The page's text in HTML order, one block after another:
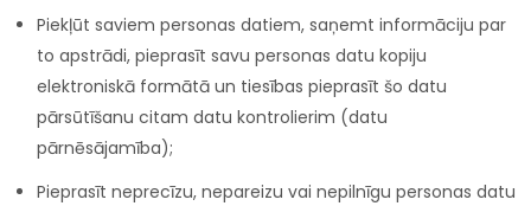
Piekļūt saviem personas datiem, saņemt informāciju par
to apstrādi, pieprasīt savu personas datu kopiju
elektroniskā formātā un tiesības pieprasīt šo datu
pārsūtīšanu citam datu kontrolierim (datu
pārnēsājamība);
Pieprasīt neprecīzu, nepareizu vai nepilnīgu personas datu